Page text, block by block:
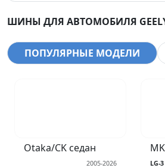
ШИНЫ ДЛЯ АВТОМОБИЛЯ
ПОПУЛЯРНЫЕ МОДЕЛИ
Otaka/CK седан
2005-2026 LG-3